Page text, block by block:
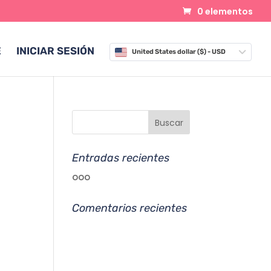
0 elementos
INICIAR SESIÓN United States dollar ($) - USD
Entradas recientes
ooo
Comentarios recientes